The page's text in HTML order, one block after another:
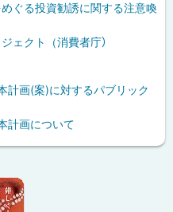
ぐる投資勧誘に関する注意喚
ェクト（消費者庁）
計画(案)に対するパブリック
計画について